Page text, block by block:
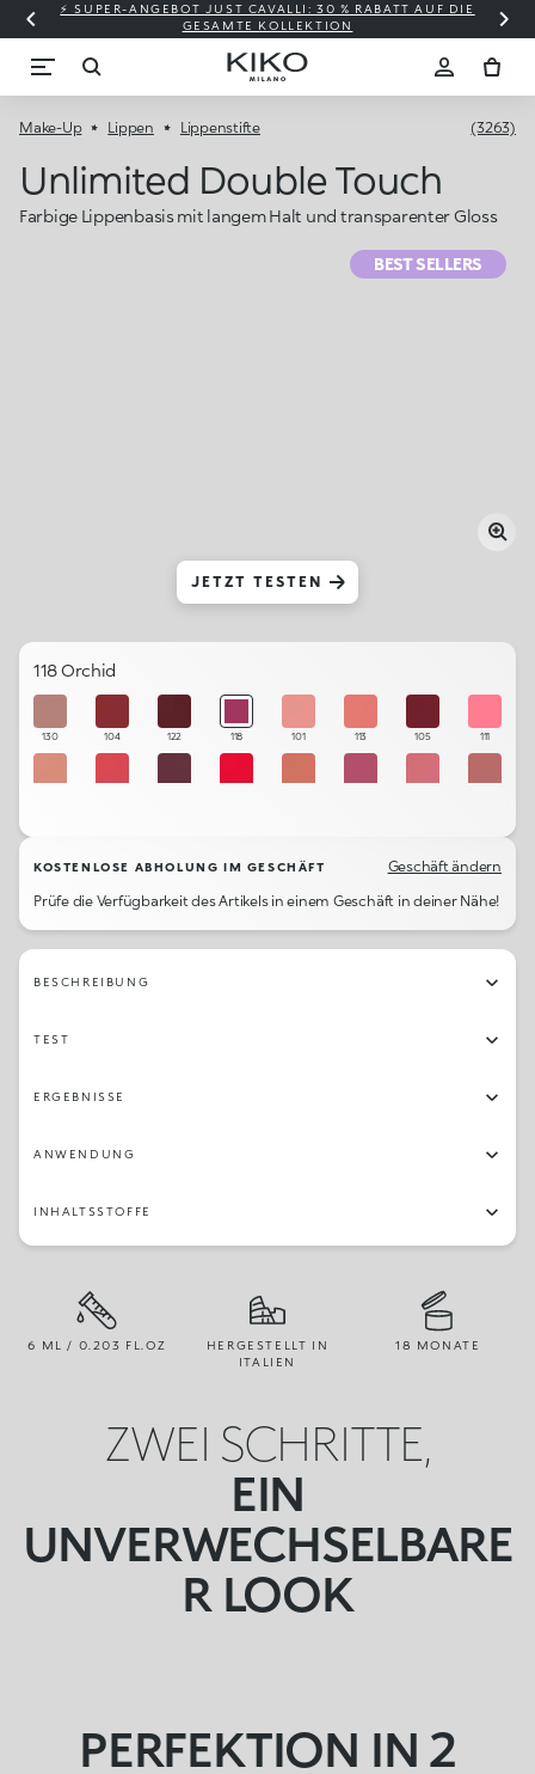
⚡ SUPER-ANGEBOT JUST CAVALLI: 30 % RABATT AUF DIE
GESAMTE KOLLEKTION
Make-Up Lippen Lippenstifte (3263)
Unlimited Double Touch
Farbige Lippenbasis mit langem Halt und transparenter Gloss
BEST SELLERS
JETZT TESTEN
118 Orchid
130 104 122 118 101 113 105 111
KOSTENLOSE ABHOLUNG IM GESCHÄFT
Geschäft ändern
Prüfe die Verfügbarkeit des Artikels in einem Geschäft in deiner Nähe!
BESCHREIBUNG
TEST
ERGEBNISSE
ANWENDUNG
INHALTSSTOFFE
6 ML / 0.203 FL.OZ
HERGESTELLT IN
ITALIEN
18 MONATE
ZWEI SCHRITTE,
EIN
UNVERWECHSELBARE
R LOOK
PERFEKTION IN 2